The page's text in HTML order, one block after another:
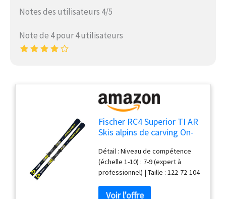
Notes des utilisateurs 4/5
Note de 4 pour 4 utilisateurs
Fischer RC4 Superior TI AR
Skis alpins de carving On-
fixation RC4 Z11 Z3-11
Convient pour les
professionnels
Détail : Niveau de compétence
(échelle 1-10) : 7-9 (expert à
professionnel) | Taille : 122-72-104
On/Off : 90 % On - 10 % Off |